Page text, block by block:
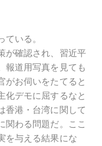
いる。
が確認され、習近平
報道用写真を見ても
がお伺いをたてると
化デモに屈するなと
香港・台湾に関して
関わる問題だ。ここ
を与える結果にな